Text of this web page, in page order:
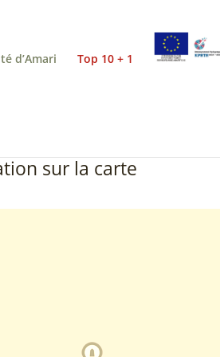
d’Amari Top 10 + 1
sur la carte